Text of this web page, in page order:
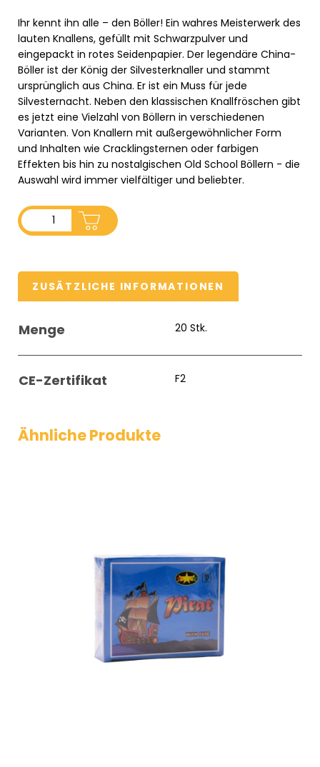
Ihr kennt ihn alle – den Böller! Ein wahres Meisterwerk des
lauten Knallens, gefüllt mit Schwarzpulver und
eingepackt in rotes Seidenpapier. Der legendäre China-
Böller ist der König der Silvesterknaller und stammt
ursprünglich aus China. Er ist ein Muss für jede
Silvesternacht. Neben den klassischen Knallfröschen gibt
es jetzt eine Vielzahl von Böllern in verschiedenen
Varianten. Von Knallern mit außergewöhnlicher Form
und Inhalten wie Cracklingsternen oder farbigen
Effekten bis hin zu nostalgischen Old School Böllern - die
Auswahl wird immer vielfältiger und beliebter.
ZUSÄTZLICHE INFORMATIONEN
Menge 20 Stk.
CE-Zertifikat F2
Ähnliche Produkte